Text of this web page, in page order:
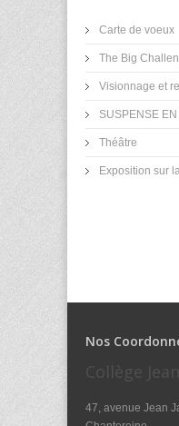
Carte de voeux
The Big
Visionnage et
SUSPENSE
Théâtre
Exposition sur
Nos
Collège
47, avenue Jean